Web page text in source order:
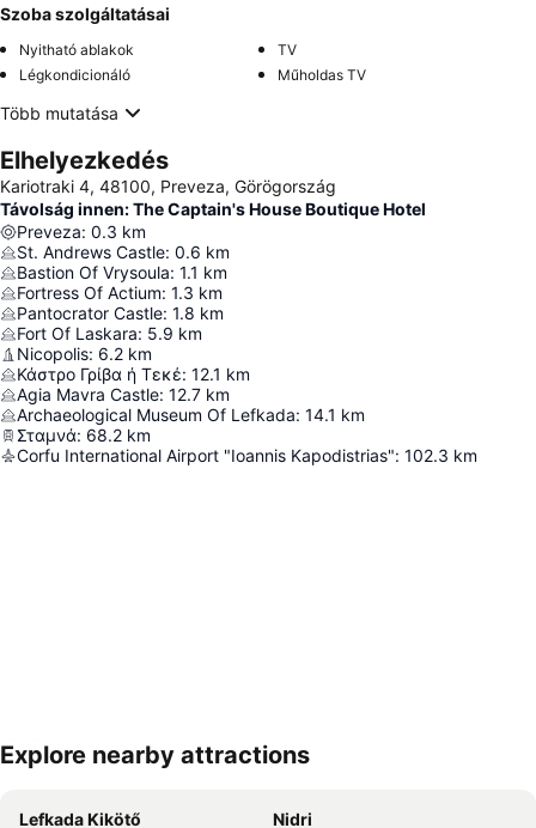
Szoba szolgáltatásai
Nyitható ablakok
TV
Légkondicionáló
Műholdas TV
Több mutatása
Elhelyezkedés
Kariotraki 4, 48100, Preveza, Görögország
Távolság innen: The Captain's House Boutique Hotel
Preveza: 0.3 km
St. Andrews Castle: 0.6 km
Bastion Of Vrysoula: 1.1 km
Fortress Of Actium: 1.3 km
Pantocrator Castle: 1.8 km
Fort Of Laskara: 5.9 km
Nicopolis: 6.2 km
Κάστρο Γρίβα ή Τεκέ: 12.1 km
Agia Mavra Castle: 12.7 km
Archaeological Museum Of Lefkada: 14.1 km
Σταμνά: 68.2 km
Corfu International Airport "Ioannis Kapodistrias": 102.3 km
Nagy méretű térkép
Explore nearby attractions
Lefkada Kikötő Nidri